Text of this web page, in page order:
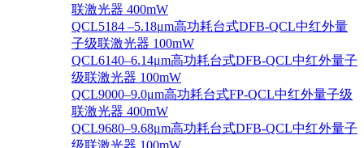
联激光器 400mW
QCL5184 –5.18μm高功耗台式DFB-QCL中红外量
子级联激光器 100mW
QCL6140–6.14μm高功耗台式DFB-QCL中红外量子
级联激光器 100mW
QCL9000–9.0μm高功耗台式FP-QCL中红外量子级
联激光器 400mW
QCL9680–9.68μm高功耗台式DFB-QCL中红外量子
级联激光器 100mW